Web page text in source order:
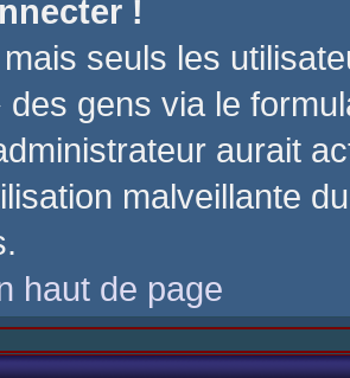
!
seuls les
gens via le
aurait
malveillante
haut de page